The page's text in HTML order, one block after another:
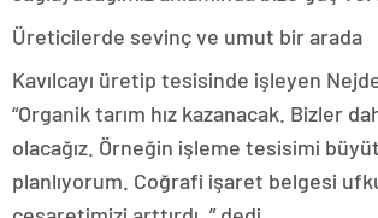
Üreticilerde sevinç ve umut bir arada
Kavılcayı üretip tesisinde işleyen
“Organik tarım hız kazanacak. Bizler
olacağız. Örneğin işleme tesisimi
planlıyorum. Coğrafi işaret belgesi